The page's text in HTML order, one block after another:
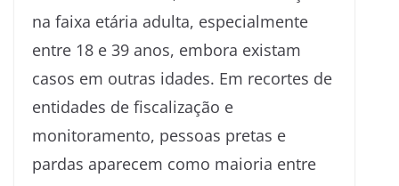
na faixa etária adulta, especialmente
entre 18 e 39 anos, embora existam
casos em outras idades. Em recortes de
entidades de fiscalização e
monitoramento, pessoas pretas e
pardas aparecem como maioria entre